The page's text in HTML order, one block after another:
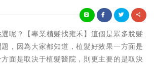
呢？【專業植髮找雍禾】這個是眾多脫髮
，因為大家都知道，植髮好效果一方面是
面是取決于植髮醫院，則更主要的是取決